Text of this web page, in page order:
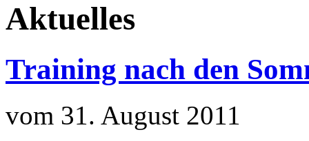
Aktuelles
Training nach den
vom 31. August 2011